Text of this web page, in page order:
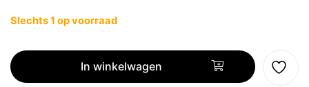
Slechts 1 op voorraad
Crucial
Pro
|
In winkelwagen